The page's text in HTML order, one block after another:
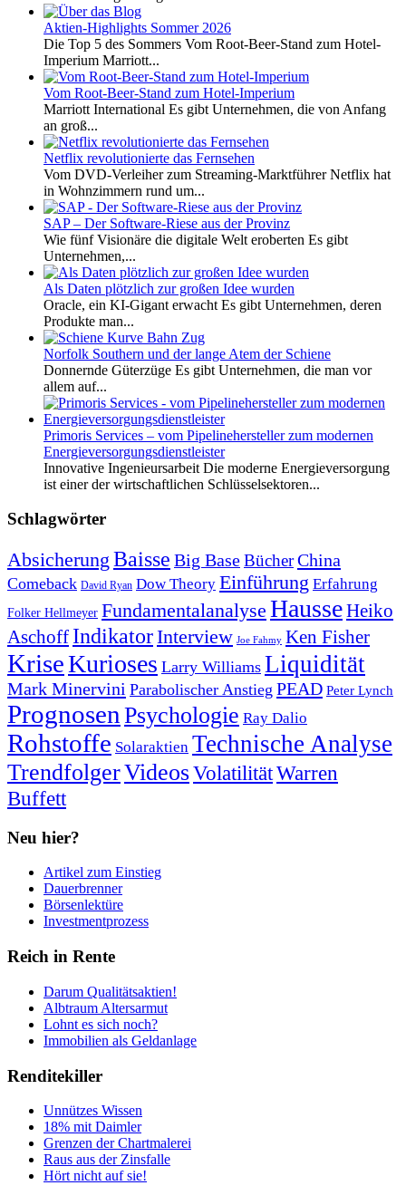
Aktien-Highlights Sommer 2026
Die Top 5 des Sommers Vom Root-Beer-Stand zum Hotel-
Imperium Marriott...
Vom Root-Beer-Stand zum Hotel-Imperium
Marriott International Es gibt Unternehmen, die von Anfang
an groß...
Netflix revolutionierte das Fernsehen
Vom DVD-Verleiher zum Streaming-Marktführer Netflix hat
in Wohnzimmern rund um...
SAP – Der Software-Riese aus der Provinz
Wie fünf Visionäre die digitale Welt eroberten Es gibt
Unternehmen,...
Als Daten plötzlich zur großen Idee wurden
Oracle, ein KI-Gigant erwacht Es gibt Unternehmen, deren
Produkte man...
Norfolk Southern und der lange Atem der Schiene
Donnernde Güterzüge Es gibt Unternehmen, die man vor
allem auf...
Primoris Services – vom Pipelinehersteller zum modernen
Energieversorgungsdienstleister
Innovative Ingenieursarbeit Die moderne Energieversorgung
ist einer der wirtschaftlichen Schlüsselsektoren...
Schlagwörter
Absicherung Baisse Big BaseBücherChina
Comeback David Ryan Dow Theory Einführung Erfahrung
Folker Hellmeyer Fundamentalanalyse HausseHeiko
Aschoff IndikatorInterview Joe Fahmy Ken Fisher
KriseKurioses Larry Williams Liquidität
Mark Minervini Parabolischer Anstieg PEAD Peter Lynch
Prognosen Psychologie Ray Dalio
Rohstoffe Solaraktien Technische Analyse
TrendfolgerVideosVolatilitätWarren
Buffett
Neu hier?
Artikel zum Einstieg
Dauerbrenner
Börsenlektüre
Investmentprozess
Reich in Rente
Darum Qualitätsaktien!
Albtraum Altersarmut
Lohnt es sich noch?
Immobilien als Geldanlage
Renditekiller
Unnützes Wissen
18% mit Daimler
Grenzen der Chartmalerei
Raus aus der Zinsfalle
Hört nicht auf sie!